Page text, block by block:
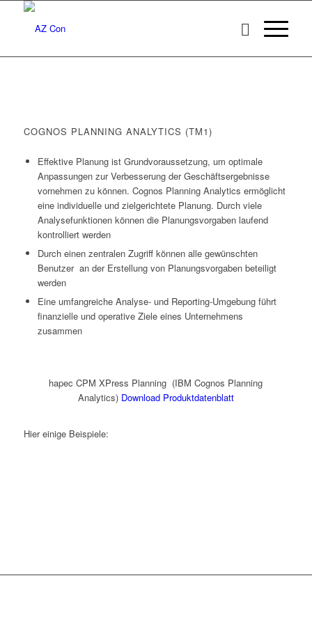
COGNOS PLANNING ANALYTICS (TM1)
Effektive Planung ist Grundvoraussetzung, um optimale
Anpassungen zur Verbesserung der Geschäftsergebnisse
vornehmen zu können. Cognos Planning Analytics ermöglicht
eine individuelle und zielgerichtete Planung. Durch viele
Analysefunktionen können die Planungsvorgaben laufend
kontrolliert werden
Durch einen zentralen Zugriff können alle gewünschten
Benutzer an der Erstellung von Planungsvorgaben beteiligt
werden
Eine umfangreiche Analyse- und Reporting-Umgebung führt
finanzielle und operative Ziele eines Unternehmens
zusammen
hapec CPM XPress Planning (IBM Cognos Planning
Analytics) Download Produktdatenblatt
Hier einige Beispiele: